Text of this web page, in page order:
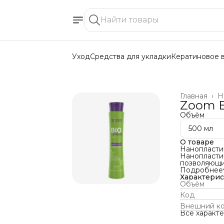
УходСредства для укладкиКератиновое
Главная ›
Zoom
Объём
500 мл
О товаре
Состав
им
Формула
Активные
пшеницы,
касторовое
масло,
Подробнее
Объём
Код
Внешний
Все